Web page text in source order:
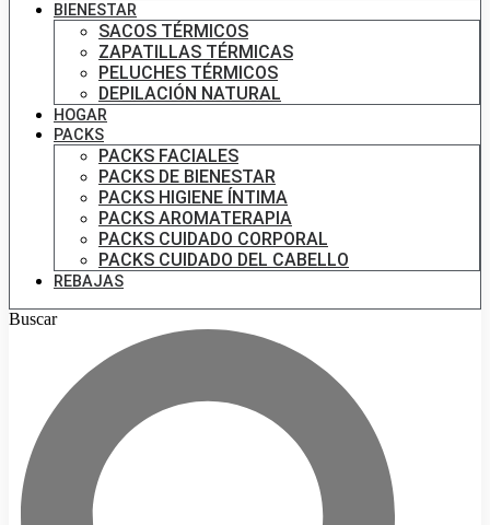
BIENESTAR
SACOS TÉRMICOS
ZAPATILLAS TÉRMICAS
PELUCHES TÉRMICOS
DEPILACIÓN NATURAL
HOGAR
PACKS
PACKS FACIALES
PACKS DE BIENESTAR
PACKS HIGIENE ÍNTIMA
PACKS AROMATERAPIA
PACKS CUIDADO CORPORAL
PACKS CUIDADO DEL CABELLO
REBAJAS
Buscar